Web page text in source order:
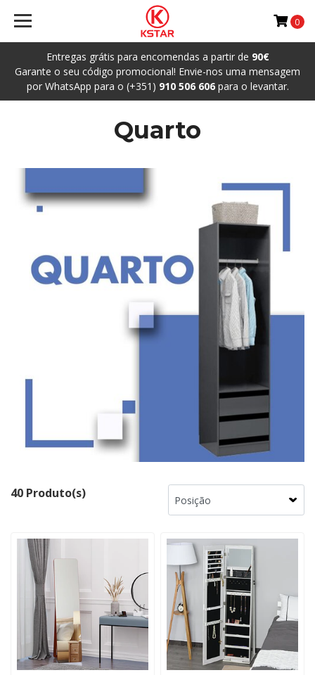
Entregas grátis para encomendas a partir de 90€
Garante o seu código promocional! Envie-nos uma mensagem
por WhatsApp para o (+351) 910 506 606para o levantar.
0
Quarto
40 Produto(s)